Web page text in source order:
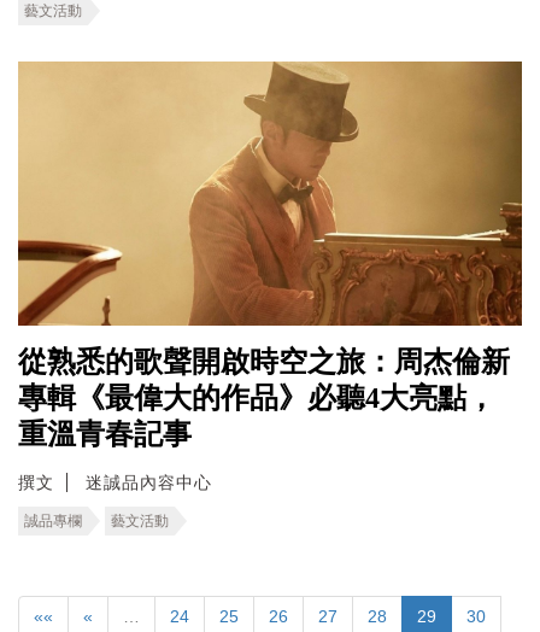
藝文活動
從熟悉的歌聲開啟時空之旅：周杰倫新
專輯《最偉大的作品》必聽4大亮點，
重溫青春記事
撰文 迷誠品內容中心
誠品專欄 藝文活動
«« « 24 25 26 27 28 29 30